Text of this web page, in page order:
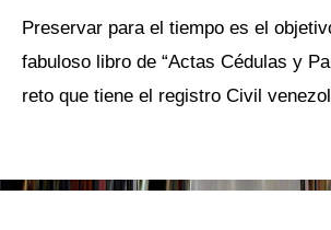
Preservar para el tiempo es el
fabuloso libro de “Actas Cédulas y
reto que tiene el registro Civil